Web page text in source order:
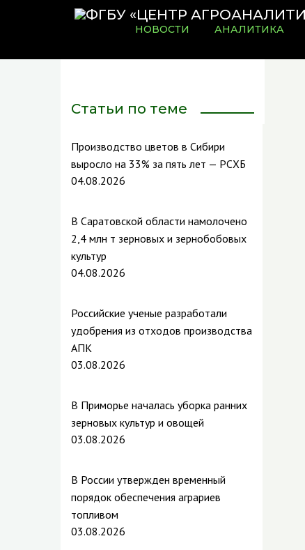
НОВОСТИ АНАЛИТИКА
Статьи по теме
Производство цветов в Сибири
выросло на 33% за пять лет — РСХБ
04.08.2026
В Саратовской области намолочено
2,4 млн т зерновых и зернобобовых
культур
04.08.2026
Российские ученые разработали
удобрения из отходов производства
АПК
03.08.2026
В Приморье началась уборка ранних
зерновых культур и овощей
03.08.2026
В России утвержден временный
порядок обеспечения аграриев
топливом
03.08.2026